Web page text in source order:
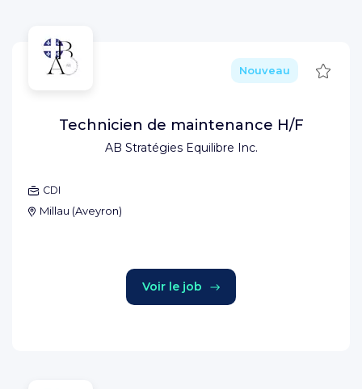
AB Stratégies Equilibre Inc.
Nouveau
Technicien de maintenance H/F
CDI
Millau (Aveyron)
Voir le job